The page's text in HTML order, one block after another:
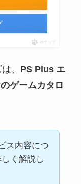
ポチップ
、 PS Plus エ
ゲームカタロ
ス内容につ
く解説し